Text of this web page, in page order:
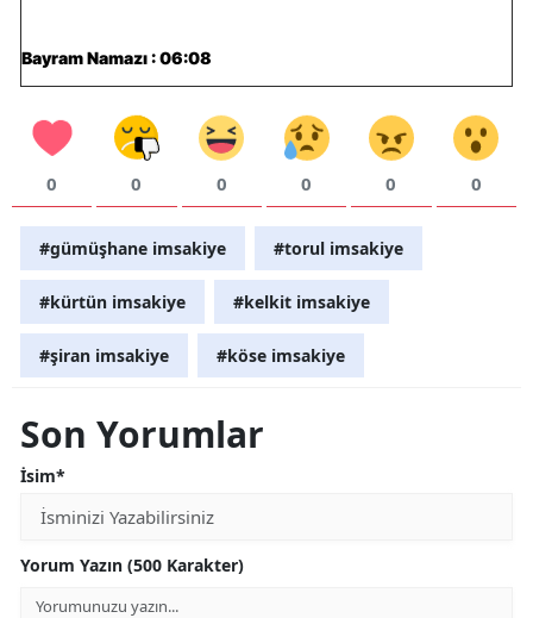
Bayram Namazı : 06:08
0 0 0 0 0 0
#gümüşhane imsakiye #torul imsakiye
#kürtün imsakiye #kelkit imsakiye
#şiran imsakiye #köse imsakiye
Son Yorumlar
İsim*
Yorum Yazın (500 Karakter)